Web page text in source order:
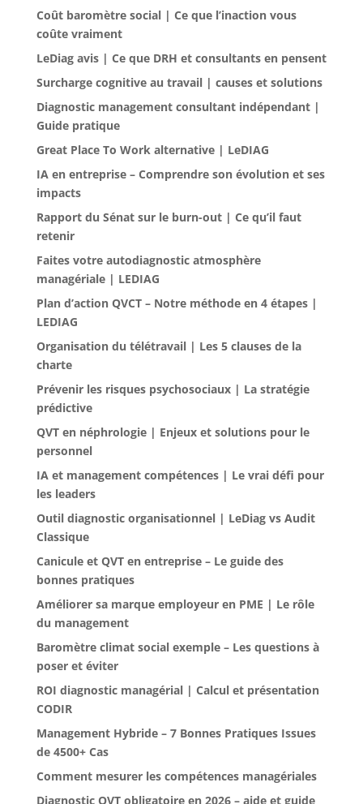
Coût baromètre social | Ce que l’inaction vous
coûte vraiment
LeDiag avis | Ce que DRH et consultants en pensent
Surcharge cognitive au travail | causes et solutions
Diagnostic management consultant indépendant |
Guide pratique
Great Place To Work alternative | LeDIAG
IA en entreprise – Comprendre son évolution et ses
impacts
Rapport du Sénat sur le burn-out | Ce qu’il faut
retenir
Faites votre autodiagnostic atmosphère
managériale | LEDIAG
Plan d’action QVCT – Notre méthode en 4 étapes |
LEDIAG
Organisation du télétravail | Les 5 clauses de la
charte
Prévenir les risques psychosociaux | La stratégie
prédictive
QVT en néphrologie | Enjeux et solutions pour le
personnel
IA et management compétences | Le vrai défi pour
les leaders
Outil diagnostic organisationnel | LeDiag vs Audit
Classique
Canicule et QVT en entreprise – Le guide des
bonnes pratiques
Améliorer sa marque employeur en PME | Le rôle
du management
Baromètre climat social exemple – Les questions à
poser et éviter
ROI diagnostic managérial | Calcul et présentation
CODIR
Management Hybride – 7 Bonnes Pratiques Issues
de 4500+ Cas
Comment mesurer les compétences managériales
Diagnostic QVT obligatoire en 2026 – aide et guide